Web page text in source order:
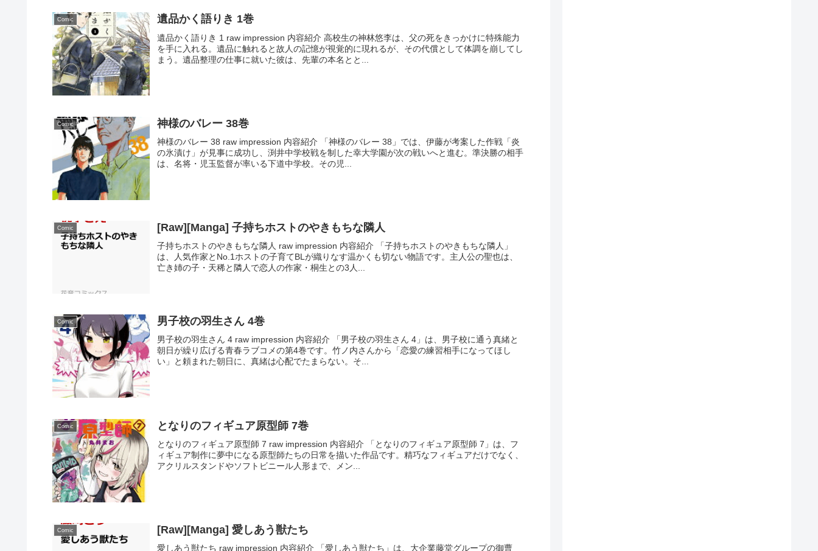
Comic 遺品かく語りき 1巻
遺品かく語りき 1 raw impression 内容紹介 高校生の神林悠李は、父の死をきっかけに特殊能力
を手に入れる。遺品に触れると故人の記憶が視覚的に現れるが、その代償として体調を崩してし
まう。遺品整理の仕事に就いた彼は、先輩の本名とと...
Comic 神様のバレー 38巻
神様のバレー 38 raw impression 内容紹介 「神様のバレー 38」では、伊藤が考案した作戦「炎
の氷漬け」が見事に成功し、渕井中学校戦を制した幸大学園が次の戦いへと進む。準決勝の相手
は、名将・児玉監督が率いる下道中学校。その児...
Comic [Raw][Manga] 子持ちホストのやきもちな隣人
子持ちホストのやきもちな隣人 raw impression 内容紹介 「子持ちホストのやきもちな隣人」
は、人気作家とNo.1ホストの子育てBLが織りなす温かくも切ない物語です。主人公の聖也は、
亡き姉の子・天稀と隣人で恋人の作家・桐生との3人...
Comic 男子校の羽生さん 4巻
男子校の羽生さん 4 raw impression 内容紹介 「男子校の羽生さん 4」は、男子校に通う真緒と
朝日が繰り広げる青春ラブコメの第4巻です。竹ノ内さんから「恋愛の練習相手になってほし
い」と頼まれた朝日に、真緒は心配でたまらない。そ...
Comic となりのフィギュア原型師 7巻
となりのフィギュア原型師 7 raw impression 内容紹介 「となりのフィギュア原型師 7」は、フ
ィギュア制作に夢中になる原型師たちの日常を描いた作品です。精巧なフィギュアだけでなく、
アクリルスタンドやソフトビニール人形まで、メン...
Comic [Raw][Manga] 愛しあう獣たち
愛しあう獣たち raw impression 内容紹介 「愛しあう獣たち」は、大企業藤堂グループの御曹